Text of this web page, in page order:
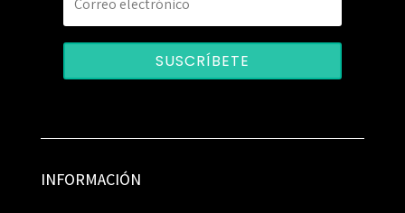
SUSCRÍBETE
INFORMACIÓN